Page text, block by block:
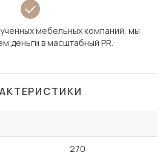
мебельных компаний, мы
деньги в масштабный PR.
270